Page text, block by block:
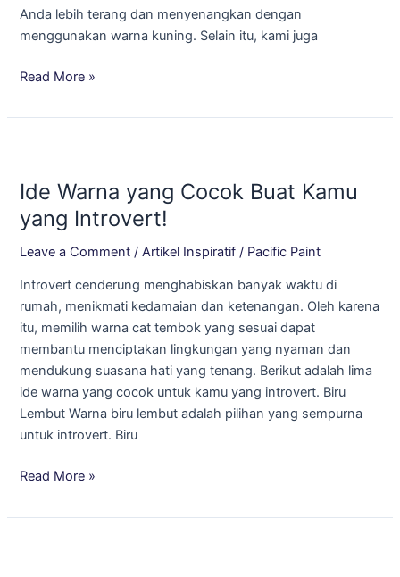
Anda lebih terang dan menyenangkan dengan
menggunakan warna kuning. Selain itu, kami juga
Read More »
Ide Warna yang Cocok Buat Kamu
yang Introvert!
Leave a Comment /Artikel Inspiratif / Pacific Paint
Introvert cenderung menghabiskan banyak waktu di
rumah, menikmati kedamaian dan ketenangan. Oleh karena
itu, memilih warna cat tembok yang sesuai dapat
membantu menciptakan lingkungan yang nyaman dan
mendukung suasana hati yang tenang. Berikut adalah lima
ide warna yang cocok untuk kamu yang introvert. Biru
Lembut Warna biru lembut adalah pilihan yang sempurna
untuk introvert. Biru
yang
Cocok
Buat
Kamu
yang
Introvert!
Read More »